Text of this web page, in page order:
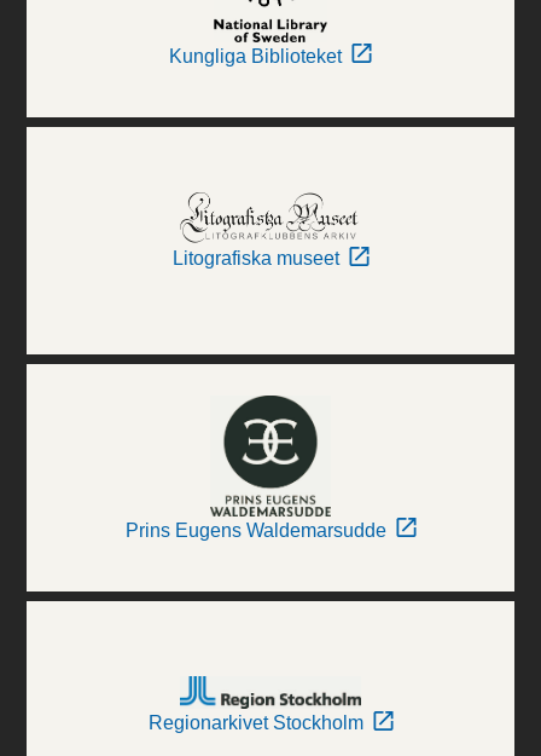
Kungliga Biblioteket
Litografiska museet
Prins Eugens Waldemarsudde
Regionarkivet Stockholm